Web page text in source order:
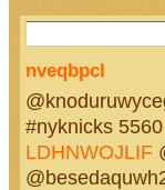
nveqbpcl
#nyknicks 5560
LDHNWOJLIF